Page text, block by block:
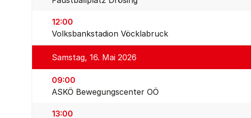
12:00
Volksbankstadion Vöcklabruck
Samstag, 16. Mai 2026
09:00
ASKÖ Bewegungscenter OÖ
13:00